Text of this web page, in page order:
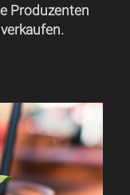
Produzenten